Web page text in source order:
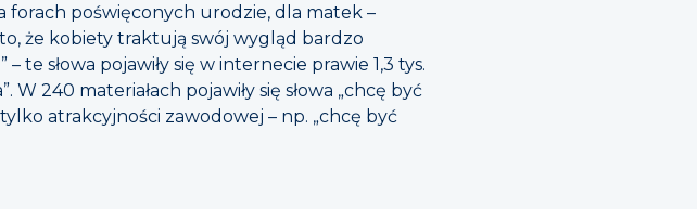
poświęconych urodzie, dla matek –
że kobiety traktują swój wygląd bardzo
te słowa pojawiły się w internecie prawie 1,3 tys.
W 240 materiałach pojawiły się słowa „chcę być
atrakcyjności zawodowej – np. „chcę być